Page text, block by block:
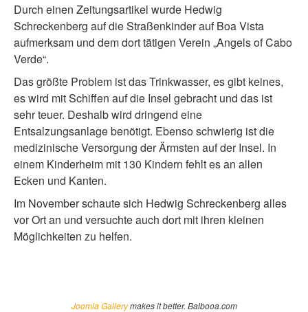
Durch einen Zeitungsartikel wurde Hedwig
Schreckenberg auf die Straßenkinder auf Boa Vista
aufmerksam und dem dort tätigen Verein „Angels of Cabo
Verde“.
Das größte Problem ist das Trinkwasser, es gibt keines,
es wird mit Schiffen auf die Insel gebracht und das ist
sehr teuer. Deshalb wird dringend eine
Entsalzungsanlage benötigt. Ebenso schwierig ist die
medizinische Versorgung der Ärmsten auf der Insel. In
einem Kinderheim mit 130 Kindern fehlt es an allen
Ecken und Kanten.
Im November schaute sich Hedwig Schreckenberg alles
vor Ort an und versuchte auch dort mit ihren kleinen
Möglichkeiten zu helfen.
Joomla Gallerymakes it better. Balbooa.com